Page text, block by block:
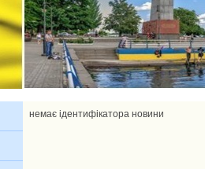
немає ідентифікатора новини